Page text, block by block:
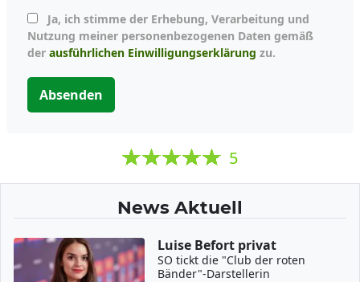
Nutzung meiner personenbezogenen Daten gemäß
der ausführlichen Einwilligungserklärung zu.
Absenden
5
News Aktuell
Luise Befort privat
SO tickt die "Club der roten
Bänder"-Darstellerin